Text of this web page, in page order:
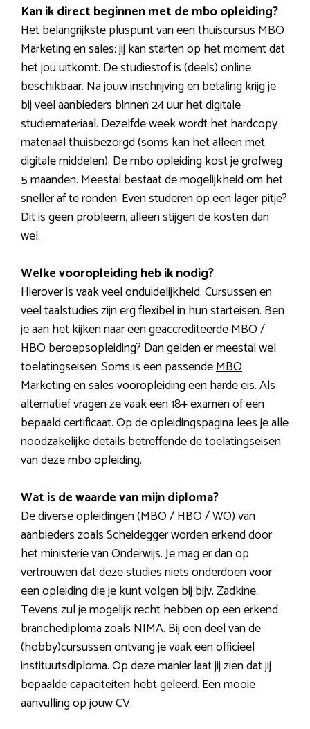
Kan ik direct beginnen met de mbo opleiding?
Het belangrijkste pluspunt van een thuiscursus MBO
Marketing en sales: jij kan starten op het moment dat
het jou uitkomt. De studiestof is (deels) online
beschikbaar. Na jouw inschrijving en betaling krijg je
bij veel aanbieders binnen 24 uur het digitale
studiemateriaal. Dezelfde week wordt het hardcopy
materiaal thuisbezorgd (soms kan het alleen met
digitale middelen). De mbo opleiding kost je grofweg
5 maanden. Meestal bestaat de mogelijkheid om het
sneller af te ronden. Even studeren op een lager pitje?
Dit is geen probleem, alleen stijgen de kosten dan
wel.
Welke vooropleiding heb ik nodig?
Hierover is vaak veel onduidelijkheid. Cursussen en
veel taalstudies zijn erg flexibel in hun starteisen. Ben
je aan het kijken naar een geaccrediteerde MBO /
HBO beroepsopleiding? Dan gelden er meestal wel
toelatingseisen. Soms is een passendeMBO
Marketing en sales vooropleidingeen harde eis. Als
alternatief vragen ze vaak een 18+ examen of een
bepaald certificaat. Op de opleidingspagina lees je alle
noodzakelijke details betreffende de toelatingseisen
van deze mbo opleiding.
Wat is de waarde van mijn diploma?
De diverse opleidingen (MBO / HBO / WO) van
aanbieders zoals Scheidegger worden erkend door
het ministerie van Onderwijs. Je mag er dan op
vertrouwen dat deze studies niets onderdoen voor
een opleiding die je kunt volgen bij bijv. Zadkine.
Tevens zul je mogelijk recht hebben op een erkend
branchediploma zoals NIMA. Bij een deel van de
(hobby)cursussen ontvang je vaak een officieel
instituutsdiploma. Op deze manier laat jij zien dat jij
bepaalde capaciteiten hebt geleerd. Een mooie
aanvulling op jouw CV.